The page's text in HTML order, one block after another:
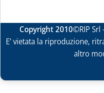
Copyright 2010©RIP Srl
E' vietata la riproduzione,
altro